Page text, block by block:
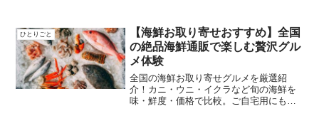
ひとりごと
【海鮮お取り寄せおすすめ】全国
の絶品海鮮通販で楽しむ贅沢グル
メ体験
全国の海鮮お取り寄せグルメを厳選紹
介！カニ・ウニ・イクラなど旬の海鮮を
味・鮮度・価格で比較。ご自宅用にもギ